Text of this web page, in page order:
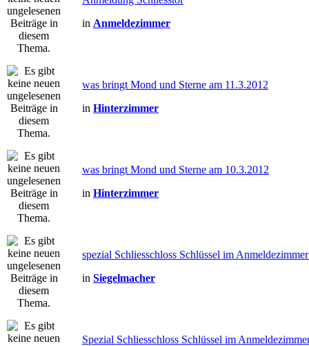
in Anmeldezimmer
was bringt Mond und Sterne am 11.3.2012
in Hinterzimmer
was bringt Mond und Sterne am 10.3.2012
in Hinterzimmer
spezial Schliesschloss Schlüssel im
in Siegelmacher
Spezial Schliesschloss Schlüssel im